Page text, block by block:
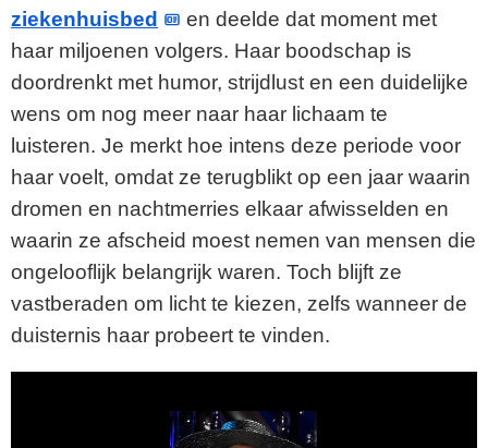
ziekenhuisbed
en deelde dat moment met
haar miljoenen volgers. Haar boodschap is
doordrenkt met humor, strijdlust en een duidelijke
wens om nog meer naar haar lichaam te
luisteren. Je merkt hoe intens deze periode voor
haar voelt, omdat ze terugblikt op een jaar waarin
dromen en nachtmerries elkaar afwisselden en
waarin ze afscheid moest nemen van mensen die
ongelooflijk belangrijk waren. Toch blijft ze
vastberaden om licht te kiezen, zelfs wanneer de
duisternis haar probeert te vinden.